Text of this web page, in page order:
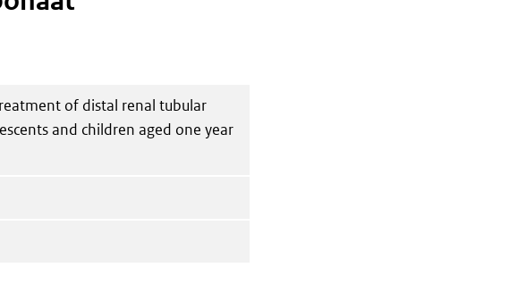
of distal renal tubular
and children aged one year